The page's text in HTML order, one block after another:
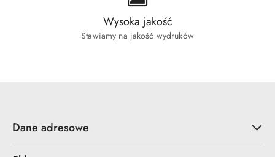
Wysoka jakość
Stawiamy na jakość wydruków
Dane adresowe